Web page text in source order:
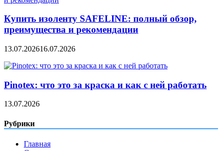
Купить изоленту SAFELINE: полный обзор,
преимущества и рекомендации
13.07.202616.07.2026
Pinotex: что это за краска и как с ней работать
13.07.2026
Рубрики
Главная